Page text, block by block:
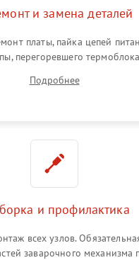
и замена деталей
платы, пайка цепей
перегоревшего
новых силиконовых
трубок для надежного
Подробнее
и профилактика
всех узлов.
заварочного механизма